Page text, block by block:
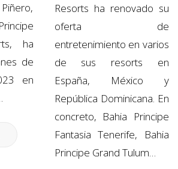
ha
de
en
Resorts ha renovado su
oferta de
entretenimiento en varios
de sus resorts en
España, México y
República Dominicana. En
concreto, Bahia Principe
Fantasia Tenerife, Bahia
Principe Grand Tulum…